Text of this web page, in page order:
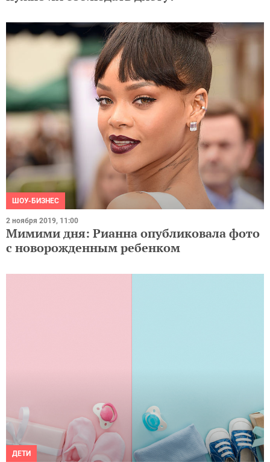
ШОУ-БИЗНЕС
2 ноября 2019, 11:00
Мимими дня: Рианна опубликовала фото
с новорожденным ребенком
ДЕТИ